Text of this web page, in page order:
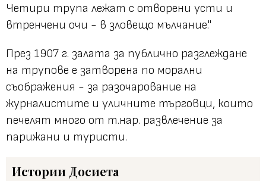
Четири трупа лежат с отворени усти и
втренчени очи - в зловещо мълчание."
През 1907 г. залата за публично разглеждане
на трупове е затворена по морални
съображения - за разочарование на
журналистите и уличните търговци, които
печелят много от т.нар. развлечение за
парижани и туристи.
Истории Досиета